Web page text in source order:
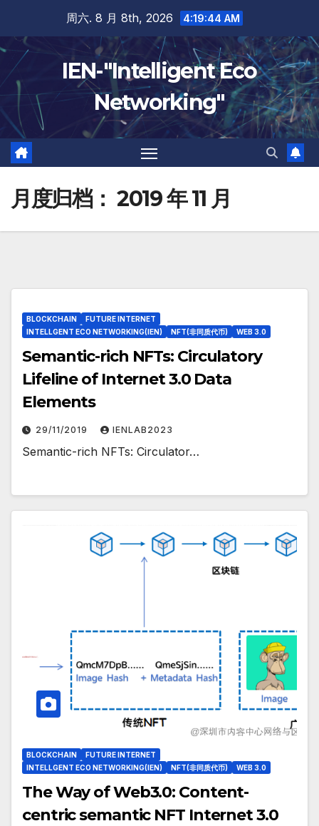
内
容
周六. 8 月 8th, 2026 4:19:44 AM
IEN-"Intelligent Eco
Networking"
月度归档： 2019 年 11 月
BLOCKCHAIN
FUTURE INTERNET
INTELLGENT ECO NETWORKING(IEN)
NFT(非同质代币) WEB 3.0
Semantic-rich NFTs: Circulatory
Lifeline of Internet 3.0 Data
Elements
29/11/2019 IENLAB2023
Semantic-rich NFTs: Circulator…
BLOCKCHAIN
FUTURE INTERNET
INTELLGENT ECO NETWORKING(IEN)
NFT(非同质代币) WEB 3.0
The Way of Web3.0: Content-
centric semantic NFT Internet 3.0